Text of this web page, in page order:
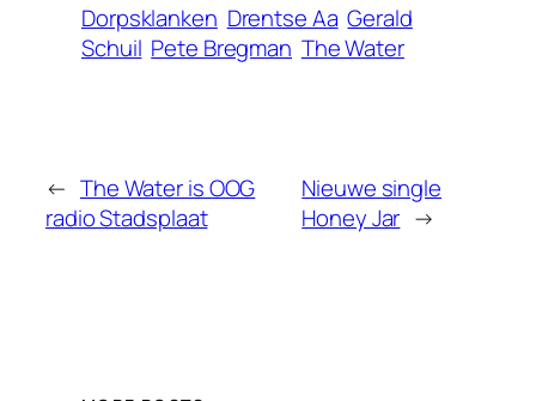
Dorpsklanken Drentse Aa Gerald
Schuil Pete Bregman The Water
← The Water is OOG
radio Stadsplaat
Nieuwe single
Honey Jar →